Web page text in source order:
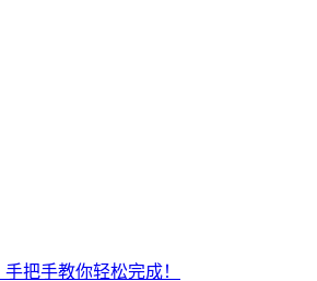
把手教你轻松完成！